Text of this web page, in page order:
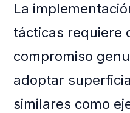
La
tácticas requiere
compromiso
adoptar
similares como